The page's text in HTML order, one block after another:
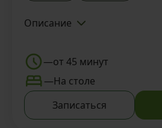
Описание
деревней BAUNTY
Face-ритуал
Вкусный
восточные
—от 45 минут
—На столе
Записаться